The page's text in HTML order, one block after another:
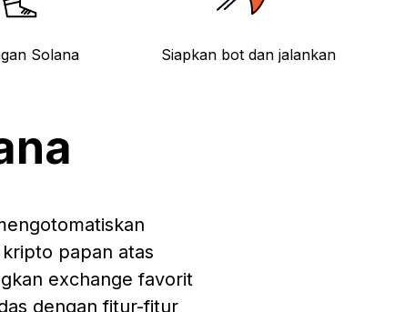
Solana Siapkan bot dan jalankan
papan atas
exchange favorit
dengan fitur-fitur